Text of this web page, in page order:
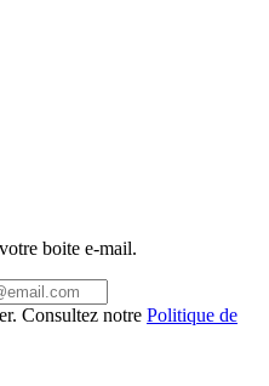
boite e-mail.
Consultez notre Politique de